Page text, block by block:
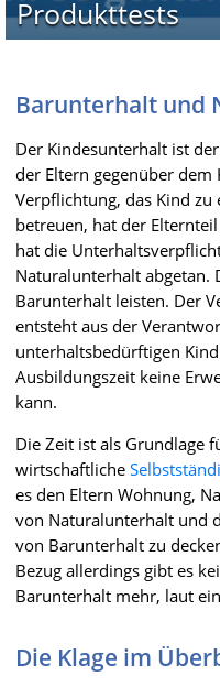
Produkttests
Barunterhalt und
Der Kindesunterhalt ist
der Eltern gegenüber dem
Verpflichtung, das Kind zu
betreuen, hat der
hat die
Naturalunterhalt abgetan.
Barunterhalt leisten. Der
entsteht aus der
unterhaltsbedürftigen
Ausbildungszeit keine
kann.
Die Zeit ist als Grundlage
wirtschaftliche
es den Eltern Wohnung,
von Naturalunterhalt und
von Barunterhalt zu
Bezug allerdings gibt es
Barunterhalt mehr, laut
Die Klage im